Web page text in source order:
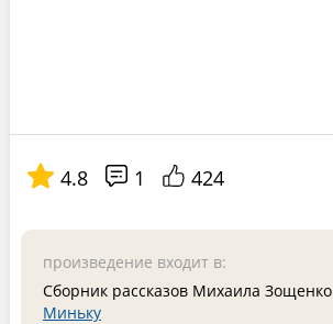
4.8 1 424
произведение входит в:
Сборник рассказов Михаила Зощенко
Миньку